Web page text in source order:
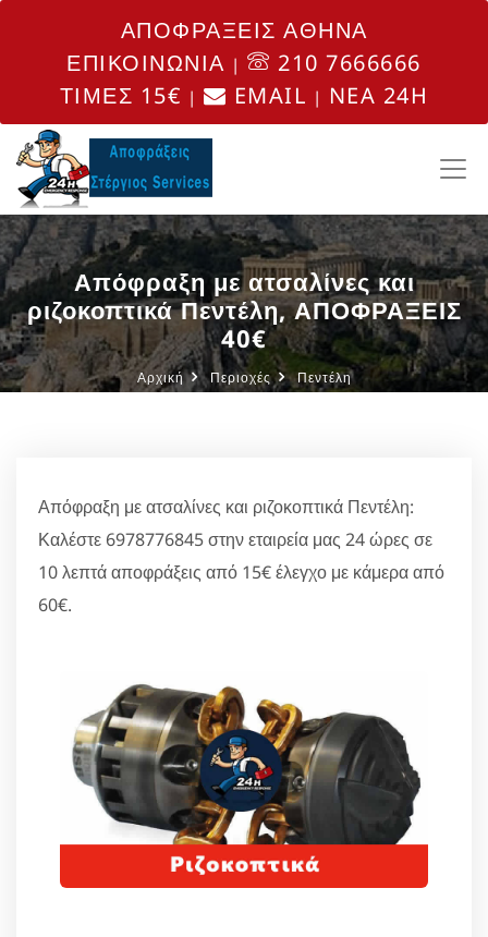
ΑΠΟΦΡΑΞΕΙΣ ΑΘΗΝΑ
ΕΠΙΚΟΙΝΩΝΙΑ |
210 7666666
ΤΙΜΕΣ 15€ | EMAIL | NEA 24H
Απόφραξη με ατσαλίνες και
ριζοκοπτικά Πεντέλη, ΑΠΟΦΡΑΞΕΙΣ
40€
Αρχική Περιοχές Πεντέλη
Απόφραξη με ατσαλίνες και ριζοκοπτικά Πεντέλη:
Καλέστε 6978776845 στην εταιρεία μας 24 ώρες σε
10 λεπτά αποφράξεις από 15€ έλεγχο με κάμερα από
60€.